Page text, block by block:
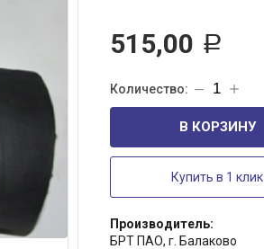
515,00 Р
В КОРЗИНУ
Купить в 1 клик
Производитель:
БРТ ПАО, г. Балаково